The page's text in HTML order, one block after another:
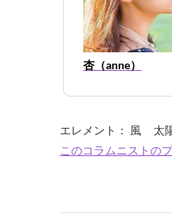
杏（anne）
エレメント： 風 太
このコラムニストの